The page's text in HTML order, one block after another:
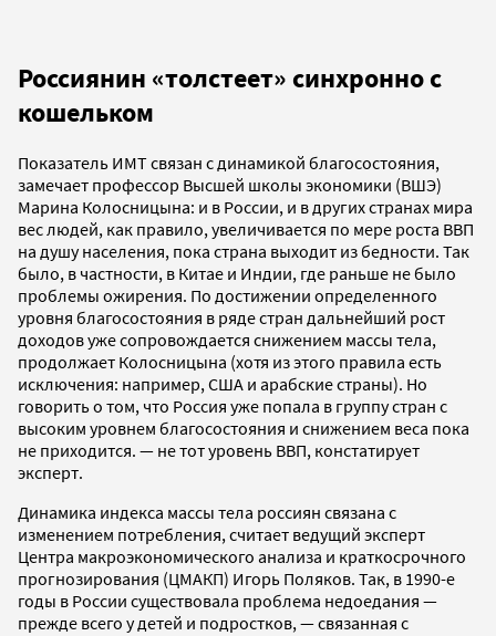
Россиянин «толстеет» синхронно с
кошельком
Показатель ИМТ связан с динамикой благосостояния,
замечает профессор Высшей школы экономики (ВШЭ)
Марина Колосницына: и в России, и в других странах мира
вес людей, как правило, увеличивается по мере роста ВВП
на душу населения, пока страна выходит из бедности. Так
было, в частности, в Китае и Индии, где раньше не было
проблемы ожирения. По достижении определенного
уровня благосостояния в ряде стран дальнейший рост
доходов уже сопровождается снижением массы тела,
продолжает Колосницына (хотя из этого правила есть
исключения: например, США и арабские страны). Но
говорить о том, что Россия уже попала в группу стран с
высоким уровнем благосостояния и снижением веса пока
не приходится. — не тот уровень ВВП, констатирует
эксперт.
Динамика индекса массы тела россиян связана с
изменением потребления, считает ведущий эксперт
Центра макроэкономического анализа и краткосрочного
прогнозирования (ЦМАКП) Игорь Поляков. Так, в 1990-е
годы в России существовала проблема недоедания —
прежде всего у детей и подростков, — связанная с